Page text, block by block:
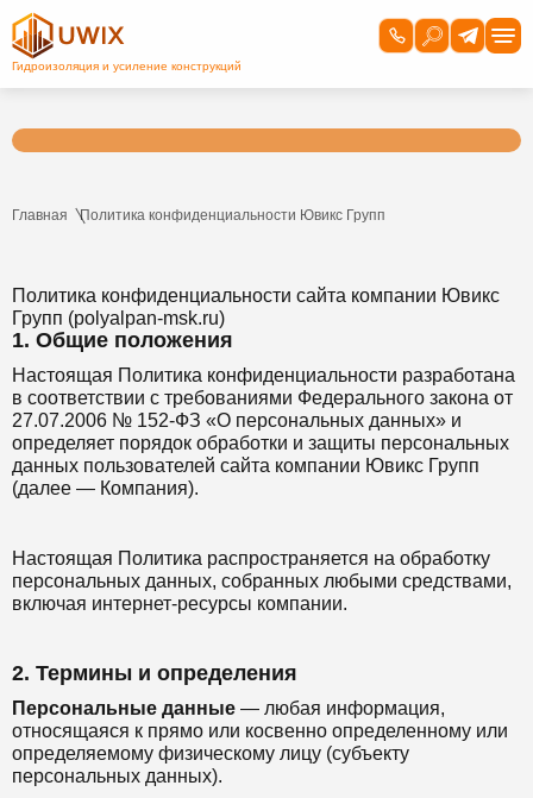
Главная Политика конфиденциальности Ювикс Групп
Политика конфиденциальности сайта компании Ювикс
Групп (polyalpan-msk.ru)
1. Общие положения
Настоящая Политика конфиденциальности разработана
в соответствии с требованиями Федерального закона от
27.07.2006 № 152-ФЗ «О персональных данных» и
определяет порядок обработки и защиты персональных
данных пользователей сайта компании Ювикс Групп
(далее — Компания).
Настоящая Политика распространяется на обработку
персональных данных, собранных любыми средствами,
включая интернет-ресурсы компании.
2. Термины и определения
Персональные данные — любая информация,
относящаяся к прямо или косвенно определенному или
определяемому физическому лицу (субъекту
персональных данных).